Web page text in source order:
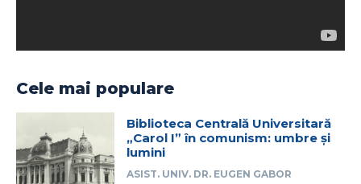
Cele mai populare
Biblioteca Centrală Universitară
„Carol I” în comunism: umbre și
lumini
ASIST. UNIV. DR. EUGEN GABOR